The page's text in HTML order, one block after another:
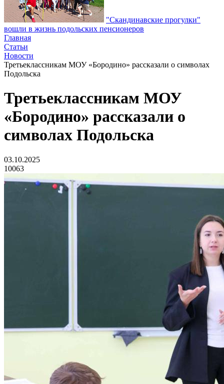
"Скандинавские прогулки"
вошли в жизнь подольских пенсионеров
Главная
Статьи
Новости
Третьеклассникам МОУ «Бородино» рассказали о символах
Подольска
Третьеклассникам МОУ
«Бородино» рассказали о
символах Подольска
03.10.2025
10063